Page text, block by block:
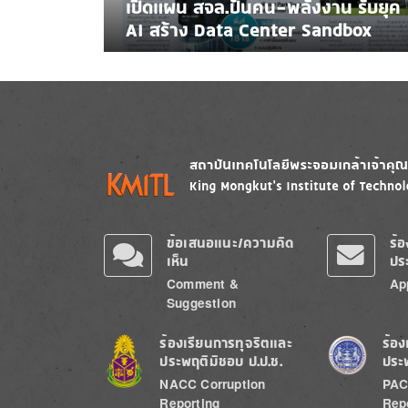
เปิดแผน สจล.ปั้นคน-พลังงาน รับยุค
AI สร้าง Data Center Sandbox
Image Image
ข้อเสนอแนะ/ความคิด
เห็น
Comment &
Suggestion
ร้
ป
Image
ร้องเรียนการทุจริตและ
ประพฤติมิชอบ ป.ป.ช.
NACC Corruption
Reporting
Image
ร้อ
ปร